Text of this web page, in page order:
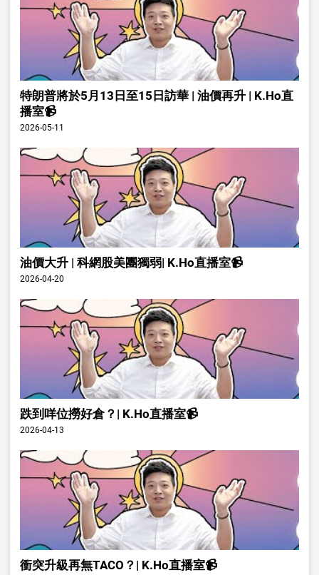
特朗普將於5月13日至15日訪華 | 油價再升 | K.Ho直
播室📹
2026-05-11
油價大升 | 科網股美團獨弱| K.Ho直播室📹
2026-04-20
跌到咩位撈好倉？| K.Ho直播室📹
2026-04-13
衝突升級再無TACO？| K.Ho直播室📹